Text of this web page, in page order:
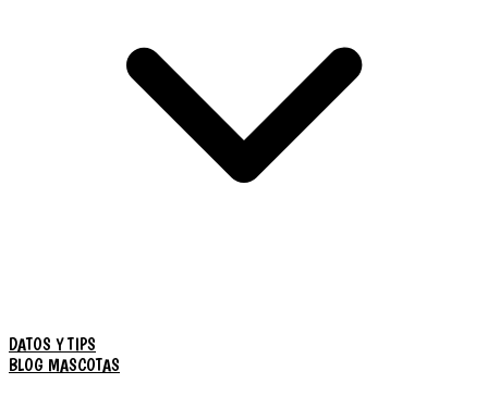
DATOS Y TIPS
BLOG MASCOTAS